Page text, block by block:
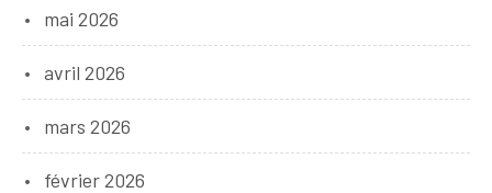
mai 2026
avril 2026
mars 2026
février 2026